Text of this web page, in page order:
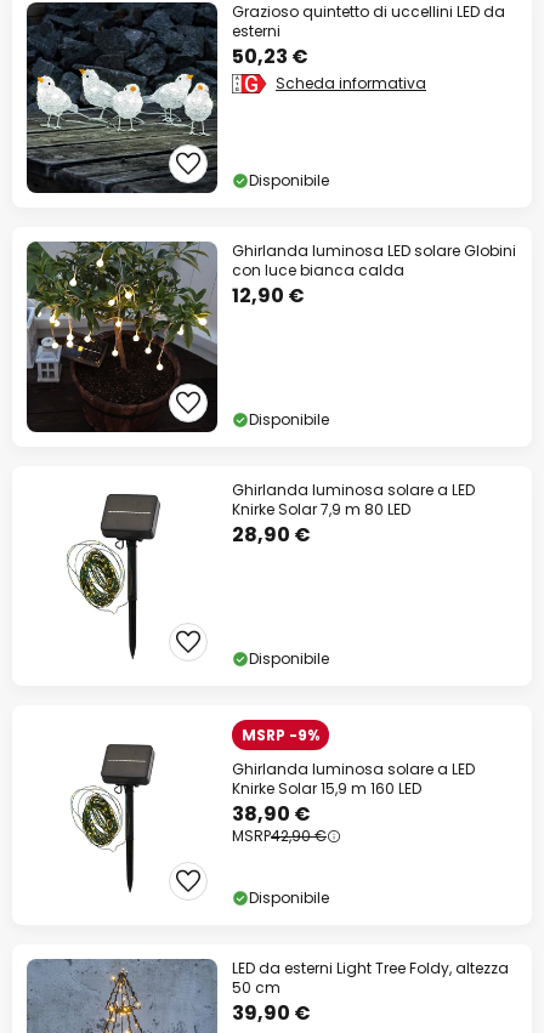
Grazioso quintetto di uccellini LED da
esterni
50,23 €
Scheda informativa
Disponibile
Ghirlanda luminosa LED solare Globini
con luce bianca calda
12,90 €
Disponibile
Ghirlanda luminosa solare a LED
Knirke Solar 7,9 m 80 LED
28,90 €
Disponibile
MSRP -9%
Ghirlanda luminosa solare a LED
Knirke Solar 15,9 m 160 LED
38,90 €
MSRP42,90 €
Disponibile
LED da esterni Light Tree Foldy, altezza
50 cm
39,90 €